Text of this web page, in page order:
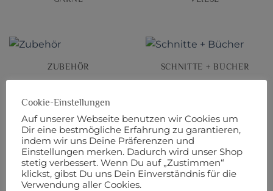
ZUBEHÖR SCHNITTE + BÜCHER
BERNINA SALE!
MARKEN
Cookie-Einstellungen
Auf unserer Webseite benutzen wir Cookies um
Dir eine bestmögliche Erfahrung zu garantieren,
indem wir uns Deine Präferenzen und
Einstellungen merken. Dadurch wird unser Shop
stetig verbessert. Wenn Du auf „Zustimmen“
klickst, gibst Du uns Dein Einverständnis für die
Verwendung aller Cookies.